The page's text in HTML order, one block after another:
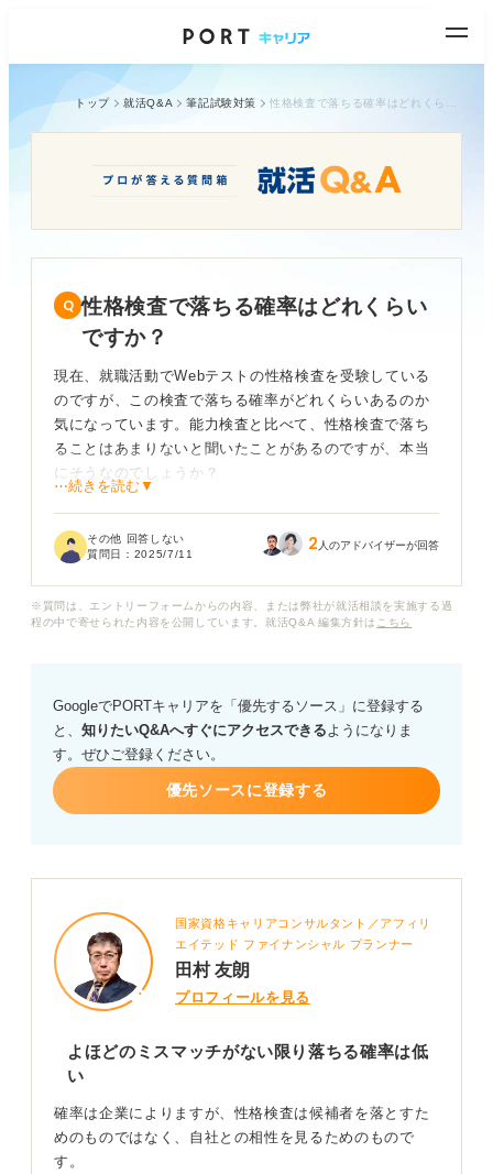
トップ 就活Q&A 筆記試験対策
性格検査で落ちる確率はどれくらい
ですか？
現在、就職活動でWebテストの性格検査を受験している
のですが、この検査で落ちる確率がどれくらいあるのか
気になっています。能力検査と比べて、性格検査で落ち
ることはあまりないと聞いたことがあるのですが、本当
にそうなのでしょうか？
な理由で不合格になることが多いのでしょうか？ 企業側
たいです。
スをお願いします。
⋯続きを読む▼
その他 回答しない
質問日： 2025/7/11 2 人のアドバイザーが回答
※質問は、エントリーフォームからの内容、または弊社が就活相談を実施する過
程の中で寄せられた内容を公開しています。就活Q&A 編集方針は こちら
GoogleでPORTキャリアを「優先するソース」に登録する
と、 知りたいQ&Aへすぐにアクセスできるようになりま
す。ぜひご登録ください。
優先ソースに登録する
国家資格キャリアコンサルタント／アフィリ
エイテッド ファイナンシャル プランナー
田村 友朗
プロフィールを見る
よほどのミスマッチがない限り落ちる確率は低
い
確率は企業によりますが、性格検査は候補者を落とすた
めのものではなく、自社との相性を見るためのもので
す。